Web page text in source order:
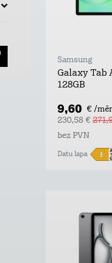
Samsung
Galaxy Tab
128GB
9,60 € /
230,58 €
bez PVN
Datu lapa